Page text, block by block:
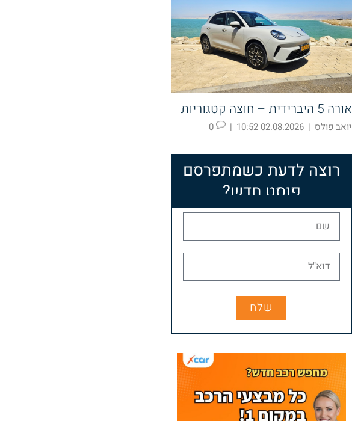
אורה 5 היברידית – חוצה קטגוריות
יואב פולס |
02.08.2026 10:52
|
0
רוצה לדעת כשמתפרסם
פוסט חדש?
שלח